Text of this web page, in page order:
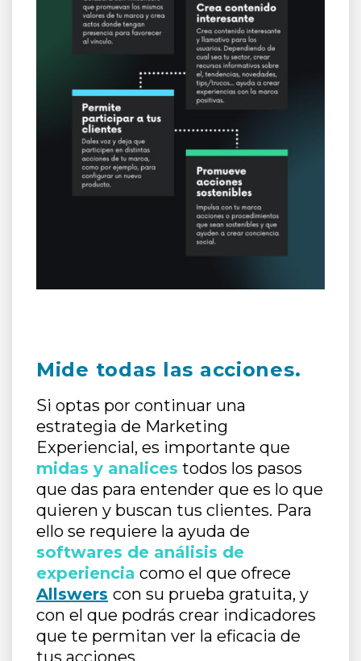
Mide todas las acciones.
Si optas por continuar una
estrategia de Marketing
Experiencial, es importante que
midas y analices todos los pasos
que das para entender que es lo que
quieren y buscan tus clientes. Para
ello se requiere la ayuda de
softwares de análisis de
experiencia como el que ofrece
Allswers con su prueba gratuita, y
con el que podrás crear indicadores
que te permitan ver la eficacia de